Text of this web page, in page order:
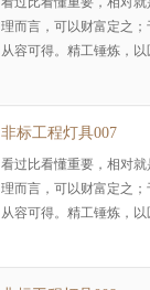
理而言，可以财富定之
从容可得。精工锤炼，
非标工程灯具007
看过比看懂重要，相对
理而言，可以财富定之
从容可得。精工锤炼，